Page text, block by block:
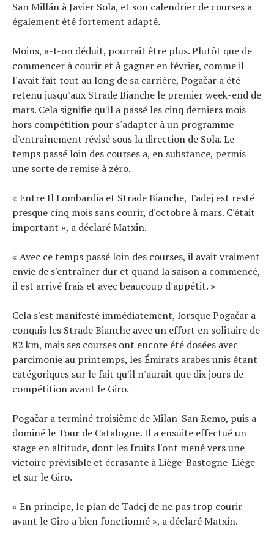
San Millán à Javier Sola, et son calendrier de courses a
également été fortement adapté.
Moins, a-t-on déduit, pourrait être plus. Plutôt que de
commencer à courir et à gagner en février, comme il
l'avait fait tout au long de sa carrière, Pogačar a été
retenu jusqu'aux Strade Bianche le premier week-end de
mars. Cela signifie qu'il a passé les cinq derniers mois
hors compétition pour s'adapter à un programme
d'entraînement révisé sous la direction de Sola. Le
temps passé loin des courses a, en substance, permis
une sorte de remise à zéro.
« Entre Il Lombardia et Strade Bianche, Tadej est resté
presque cinq mois sans courir, d'octobre à mars. C'était
important », a déclaré Matxin.
« Avec ce temps passé loin des courses, il avait vraiment
envie de s'entraîner dur et quand la saison a commencé,
il est arrivé frais et avec beaucoup d'appétit. »
Cela s'est manifesté immédiatement, lorsque Pogačar a
conquis les Strade Bianche avec un effort en solitaire de
82 km, mais ses courses ont encore été dosées avec
parcimonie au printemps, les Émirats arabes unis étant
catégoriques sur le fait qu'il n'aurait que dix jours de
compétition avant le Giro.
Pogačar a terminé troisième de Milan-San Remo, puis a
dominé le Tour de Catalogne. Il a ensuite effectué un
stage en altitude, dont les fruits l'ont mené vers une
victoire prévisible et écrasante à Liège-Bastogne-Liège
et sur le Giro.
« En principe, le plan de Tadej de ne pas trop courir
avant le Giro a bien fonctionné », a déclaré Matxin.